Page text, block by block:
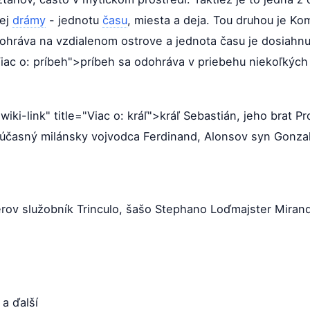
drámy - jednotu času, miesta a deja. Tou druhou je
na vzdialenom ostrove a jednota času je
o: príbeh">príbeh sa odohráva v priebehu
link" title="Viac o: kráľ">kráľ Sebastián, jeho brat
milánsky vojvodca Ferdinand, Alonsov syn
služobník Trinculo, šašo Stephano Loďmajster
ďalší